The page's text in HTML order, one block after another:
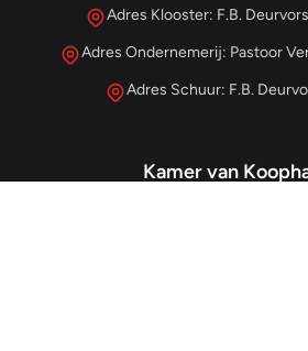
Adres Klooster: F.B.
Adres Ondernemerij: Pastoor
Adres Schuur: F.B.
Kamer van